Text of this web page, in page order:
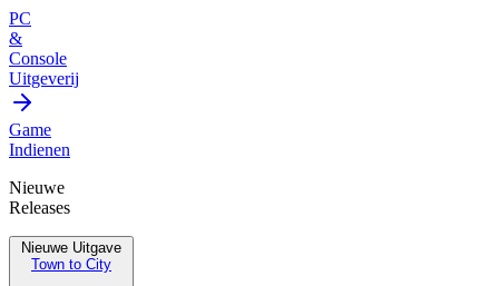
PC
&
Console
Uitgeverij
Game
Indienen
Nieuwe
Releases
Nieuwe Uitgave
Town to City